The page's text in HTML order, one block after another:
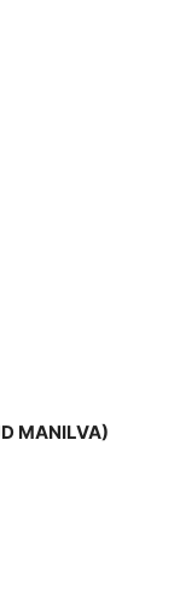
MANILVA)